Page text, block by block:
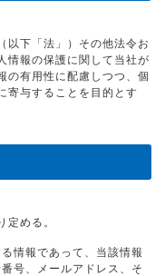
以下「法」）その他法令お
情報の保護に関して当社が
の有用性に配慮しつつ、個
寄与することを目的とす
定める。
情報であって、当該情報
号、メールアドレス、そ